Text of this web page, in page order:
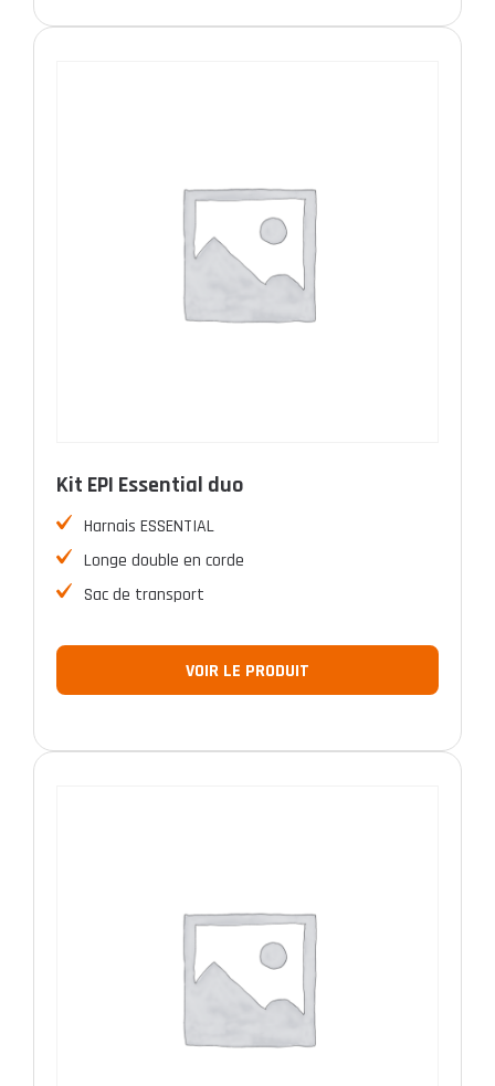
Kit EPI Essential duo
Harnais ESSENTIAL
Longe double en corde
Sac de transport
VOIR LE PRODUIT